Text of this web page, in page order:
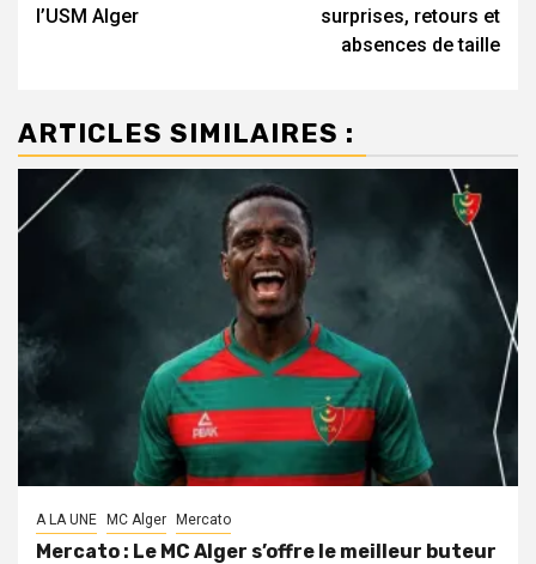
l’USM Alger
surprises, retours et
absences de taille
ARTICLES SIMILAIRES :
A LA UNE MC Alger Mercato
Mercato : Le MC Alger s’offre le meilleur buteur